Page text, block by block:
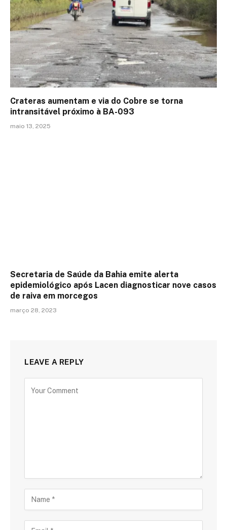
Crateras aumentam e via do Cobre se torna
intransitável próximo à BA-093
maio 13, 2025
Secretaria de Saúde da Bahia emite alerta
epidemiológico após Lacen diagnosticar nove casos
de raiva em morcegos
março 28, 2023
LEAVE A REPLY